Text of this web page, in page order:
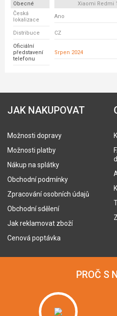
Obecné Xiaomi Redmi
Česká
lokalizace
Ano
Distribuce CZ
Oficiální
představení
telefonu
Srpen 2024
JAK NAKUPOVAT
Možnosti dopravy
Možnosti platby
Nákup na splátky
Obchodní podmínky
Zpracování osobních údajů
Obchodní sdělení
Jak reklamovat zboží
Cenová poptávka
PROČ S